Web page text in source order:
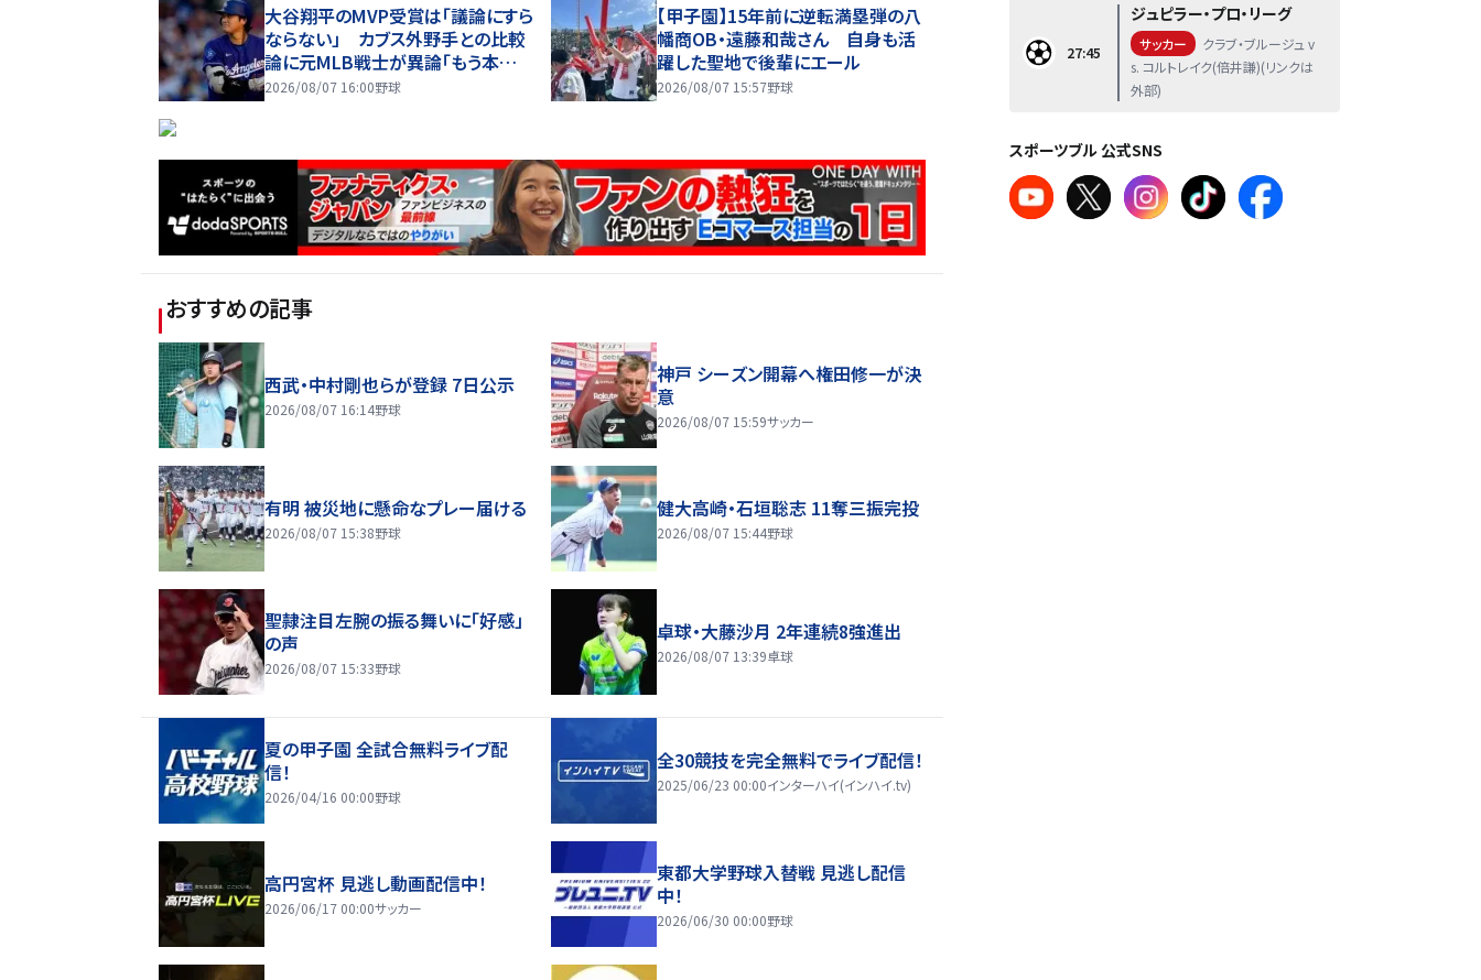
大谷翔平のMVP受賞は「議論にすら
ならない」 カブス外野手との比較
論に元MLB戦士が異論「もう本塁
打を打たなくたっていい」
2026/08/07 16:00野球
【甲子園】15年前に逆転満塁弾の八
幡商OB・遠藤和哉さん 自身も活
躍した聖地で後輩にエール
2026/08/07 15:57野球
おすすめの記事
西武・中村剛也らが登録 7日公示
2026/08/07 16:14野球
神戸 シーズン開幕へ権田修一が決
意
2026/08/07 15:59サッカー
有明 被災地に懸命なプレー届ける
2026/08/07 15:38野球
健大高崎・石垣聡志 11奪三振完投
2026/08/07 15:44野球
聖隷注目左腕の振る舞いに「好感」
の声
2026/08/07 15:33野球
卓球・大藤沙月 2年連続8強進出
2026/08/07 13:39卓球
夏の甲子園 全試合無料ライブ配
信！
2026/04/16 00:00野球
全30競技を完全無料でライブ配信！
2025/06/23 00:00インターハイ(インハイ.tv)
高円宮杯 見逃し動画配信中！
2026/06/17 00:00サッカー
東都大学野球入替戦 見逃し配信
中！
2026/06/30 00:00野球
27:45
ジュピラー・プロ・リーグ
サッカー
クラブ・ブルージュ v
s. コルトレイク(倍井謙)(リンクは
外部)
スポーツブル 公式SNS